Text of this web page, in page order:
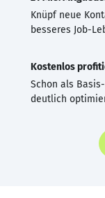
Knüpf neue
besseres Job-
Kostenlos
Schon als
deutlich